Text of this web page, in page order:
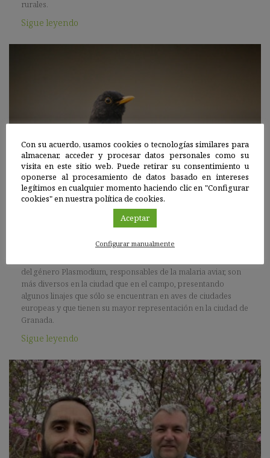
rurales.
Sigue leyendo
Andalucía,España|10 ABR 2024
Nuevos linajes de parásitos sanguíneos exclusivos
de aves que habitan en entornos urbanos
del género Plasmodium, responsables de la malaria aviar, son
más diversos en la ciudad que en el campo, presentando
algunos linajes que sólo se encuentran en aves de ciudades
europeas y que tienen su mayor representación en la ciudad de
Granada.
Sigue leyendo
Con su acuerdo, usamos cookies o tecnologías similares para
almacenar, acceder y procesar datos personales como su
visita en este sitio web. Puede retirar su consentimiento u
oponerse al procesamiento de datos basado en intereses
legítimos en cualquier momento haciendo clic en "Configurar
cookies" en nuestra política de cookies.
Aceptar
Configurar manualmente